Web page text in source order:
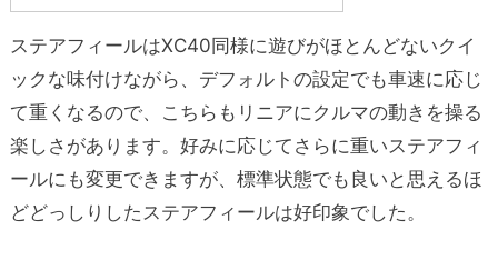
ステアフィールはXC40同様に遊びがほとんどないクイ
ックな味付けながら、デフォルトの設定でも車速に応じ
て重くなるので、こちらもリニアにクルマの動きを操る
楽しさがあります。好みに応じてさらに重いステアフィ
ールにも変更できますが、標準状態でも良いと思えるほ
どどっしりしたステアフィールは好印象でした。